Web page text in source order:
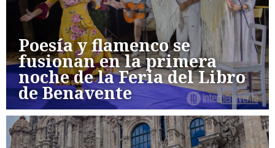
Poesía y flamenco se
fusionan en la primera
noche de la Feria del Libro
de Benavente